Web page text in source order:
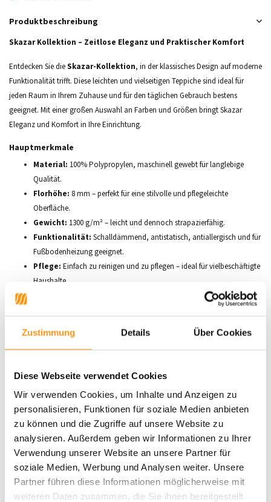
Zustimmung Details Über Cookies
Diese Webseite verwendet Cookies
Wir verwenden Cookies, um Inhalte und Anzeigen zu
personalisieren, Funktionen für soziale Medien anbieten
zu können und die Zugriffe auf unsere Website zu
analysieren. Außerdem geben wir Informationen zu Ihrer
Verwendung unserer Website an unsere Partner für
soziale Medien, Werbung und Analysen weiter. Unsere
Partner führen diese Informationen möglicherweise mit
weiteren Daten zusammen, die Sie ihnen bereitgestellt
Nicht auf Lager
Nicht auf Lager
Produktbeschreibung
Skazar Kollektion – Zeitlose Eleganz und Praktischer Komfort
Entdecken Sie dieSkazar-Kollektion, in der klassisches Design auf moderne
Funktionalität trifft. Diese leichten und vielseitigen Teppiche sind ideal für
jeden Raum in Ihrem Zuhause und für den täglichen Gebrauch bestens
geeignet. Mit einer großen Auswahl an Farben und Größen bringt Skazar
Eleganz und Komfort in Ihre Einrichtung.
Hauptmerkmale
Material: 100% Polypropylen, maschinell gewebt für langlebige
Qualität.
Florhöhe: 8 mm – perfekt für eine stilvolle und pflegeleichte
Oberfläche.
Gewicht: 1300 g/m² – leicht und dennoch strapazierfähig.
Funktionalität: Schalldämmend, antistatisch, antiallergisch und für
Fußbodenheizung geeignet.
Pflege: Einfach zu reinigen und zu pflegen – ideal für vielbeschäftigte
Haushalte.
Verfügbare Größen
160 x 230 cm
DieSkazar-Kollektionverbindet zeitlose Ästhetik mit praktischen Vorteilen
und ist die ideale Wahl, um Ihre Wohnräume stilvoll und bequem zu gestalten.
Bestellen Sie jetzt und erleben Sie die perfekte Balance aus Design und
Komfort!